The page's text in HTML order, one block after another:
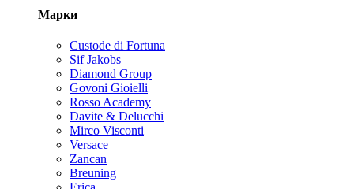
Марки
Custode di Fortuna
Sif Jakobs
Diamond Group
Govoni Gioielli
Rosso Academy
Davite & Delucchi
Mirco Visconti
Versace
Zancan
Breuning